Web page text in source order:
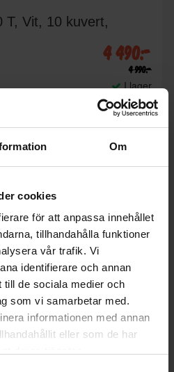
Om
cookies
för att anpassa innehållet
tillhandahålla funktioner
vår trafik. Vi
identifierare och annan
till de sociala medier och
som vi samarbetar med.
informationen med annan
eller som de har
T, Vit, 10 kuvert,
4 490:-
4 990:-
I lager
KÖP